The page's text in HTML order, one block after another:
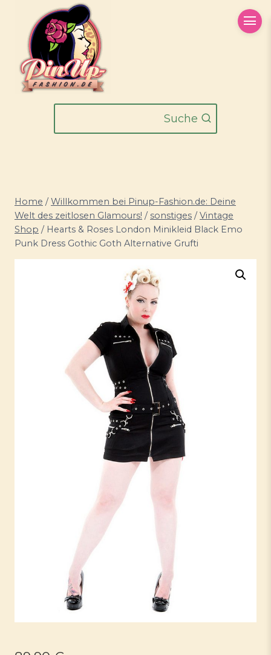
springen
Suche
Home / Willkommen bei Pinup-Fashion.de: Deine
Welt des zeitlosen Glamours! / sonstiges / Vintage
Shop / Hearts & Roses London Minikleid Black Emo
Punk Dress Gothic Goth Alternative Grufti